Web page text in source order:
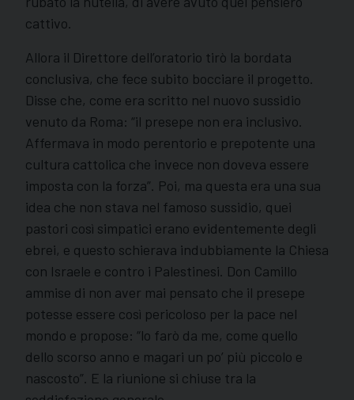
cattivo.
Allora il Direttore dell’oratorio tirò la bordata
conclusiva, che fece subito bocciare il progetto.
Disse che, come era scritto nel nuovo sussidio
venuto da Roma: “il presepe non era inclusivo.
Affermava in modo perentorio e prepotente una
cultura cattolica che invece non doveva essere
imposta con la forza”. Poi, ma questa era una sua
idea che non stava nel famoso sussidio, quei
pastori così simpatici erano evidentemente degli
ebrei, e questo schierava indubbiamente la Chiesa
con Israele e contro i Palestinesi. Don Camillo
ammise di non aver mai pensato che il presepe
potesse essere così pericoloso per la pace nel
mondo e propose: “lo farò da me, come quello
dello scorso anno e magari un po’ più piccolo e
nascosto”. E la riunione si chiuse tra la